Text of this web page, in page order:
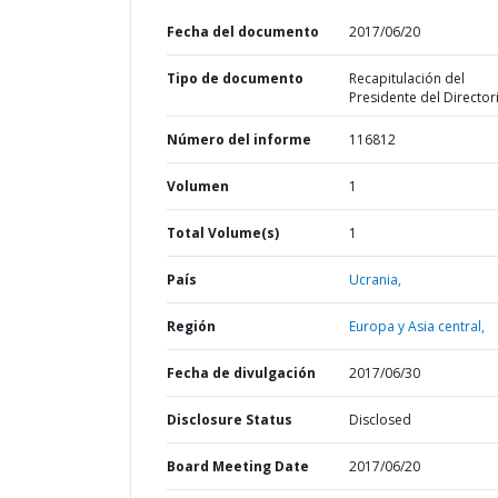
Fecha del documento 2017/06/20
Tipo de documento
Recapitulación del
Presidente del
Número del informe 116812
Volumen 1
Total Volume(s) 1
País Ucrania,
Región Europa y Asia central,
Fecha de divulgación 2017/06/30
Disclosure Status Disclosed
Board Meeting Date 2017/06/20